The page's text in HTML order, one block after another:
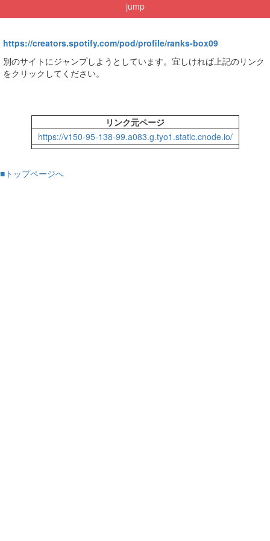
jump
https://creators.spotify.com/pod/profile/ranks-box09
別のサイトにジャンプしようとしています。宜しければ上記のリンク
をクリックしてください。
リンク元ページ
https://v150-95-138-99.a083.g.tyo1.static.cnode.io/
■トップページへ